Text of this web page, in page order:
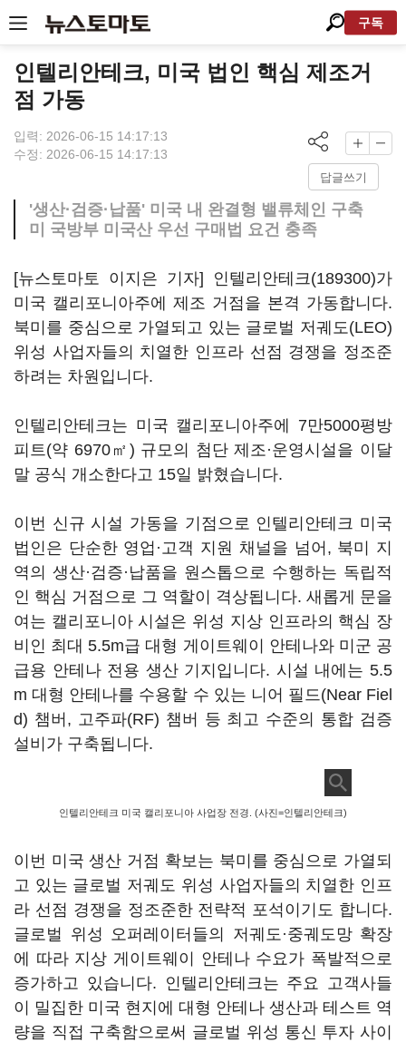
구독
인텔리안테크, 미국 법인 핵심 제조거
점 가동
입력: 2026-06-15 14:17:13
수정: 2026-06-15 14:17:13
답글쓰기
'생산·검증·납품' 미국 내 완결형 밸류체인 구축
미 국방부 미국산 우선 구매법 요건 충족
[뉴스토마토 이지은 기자] 인텔리안테크(189300)가
미국 캘리포니아주에 제조 거점을 본격 가동합니다.
북미를 중심으로 가열되고 있는 글로벌 저궤도(LEO)
위성 사업자들의 치열한 인프라 선점 경쟁을 정조준
하려는 차원입니다.
인텔리안테크는 미국 캘리포니아주에 7만5000평방
피트(약 6970㎡) 규모의 첨단 제조·운영시설을 이달
말 공식 개소한다고 15일 밝혔습니다.
이번 신규 시설 가동을 기점으로 인텔리안테크 미국
법인은 단순한 영업·고객 지원 채널을 넘어, 북미 지
역의 생산·검증·납품을 원스톱으로 수행하는 독립적
인 핵심 거점으로 그 역할이 격상됩니다. 새롭게 문을
여는 캘리포니아 시설은 위성 지상 인프라의 핵심 장
비인 최대 5.5m급 대형 게이트웨이 안테나와 미군 공
급용 안테나 전용 생산 기지입니다. 시설 내에는 5.5
m 대형 안테나를 수용할 수 있는 니어 필드(Near Fiel
d) 챔버, 고주파(RF) 챔버 등 최고 수준의 통합 검증
설비가 구축됩니다.
인텔리안테크 미국 캘리포니아 사업장 전경. (사진=인텔리안테크)
이번 미국 생산 거점 확보는 북미를 중심으로 가열되
고 있는 글로벌 저궤도 위성 사업자들의 치열한 인프
라 선점 경쟁을 정조준한 전략적 포석이기도 합니다.
글로벌 위성 오퍼레이터들의 저궤도·중궤도망 확장
에 따라 지상 게이트웨이 안테나 수요가 폭발적으로
증가하고 있습니다. 인텔리안테크는 주요 고객사들
이 밀집한 미국 현지에 대형 안테나 생산과 테스트 역
량을 직접 구축함으로써 글로벌 위성 통신 투자 사이